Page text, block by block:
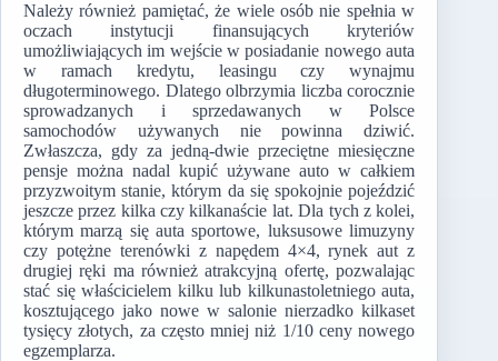
Należy również pamiętać, że wiele osób nie spełnia w
oczach instytucji finansujących kryteriów
umożliwiających im wejście w posiadanie nowego auta
w ramach kredytu, leasingu czy wynajmu
długoterminowego. Dlatego olbrzymia liczba corocznie
sprowadzanych i sprzedawanych w Polsce
samochodów używanych nie powinna dziwić.
Zwłaszcza, gdy za jedną-dwie przeciętne miesięczne
pensje można nadal kupić używane auto w całkiem
przyzwoitym stanie, którym da się spokojnie pojeździć
jeszcze przez kilka czy kilkanaście lat. Dla tych z kolei,
którym marzą się auta sportowe, luksusowe limuzyny
czy potężne terenówki z napędem 4×4, rynek aut z
drugiej ręki ma również atrakcyjną ofertę, pozwalając
stać się właścicielem kilku lub kilkunastoletniego auta,
kosztującego jako nowe w salonie nierzadko kilkaset
tysięcy złotych, za często mniej niż 1/10 ceny nowego
egzemplarza.